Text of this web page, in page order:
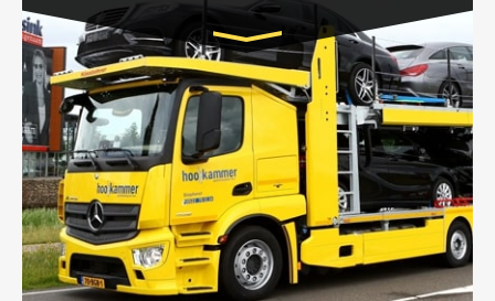
Цена за км. Рассчитывается
индивидуально
- Перевозка автовозом от Тайгер Логистик – это
быстрый и безопасный способ доставить несколько
легковых автомобилей за одну поездку в другой
город.
- Наша транспортная компания организует доставку
машин автовозом, подобрав оптимальный маршрут с
учетом всех особенности по пути следования.